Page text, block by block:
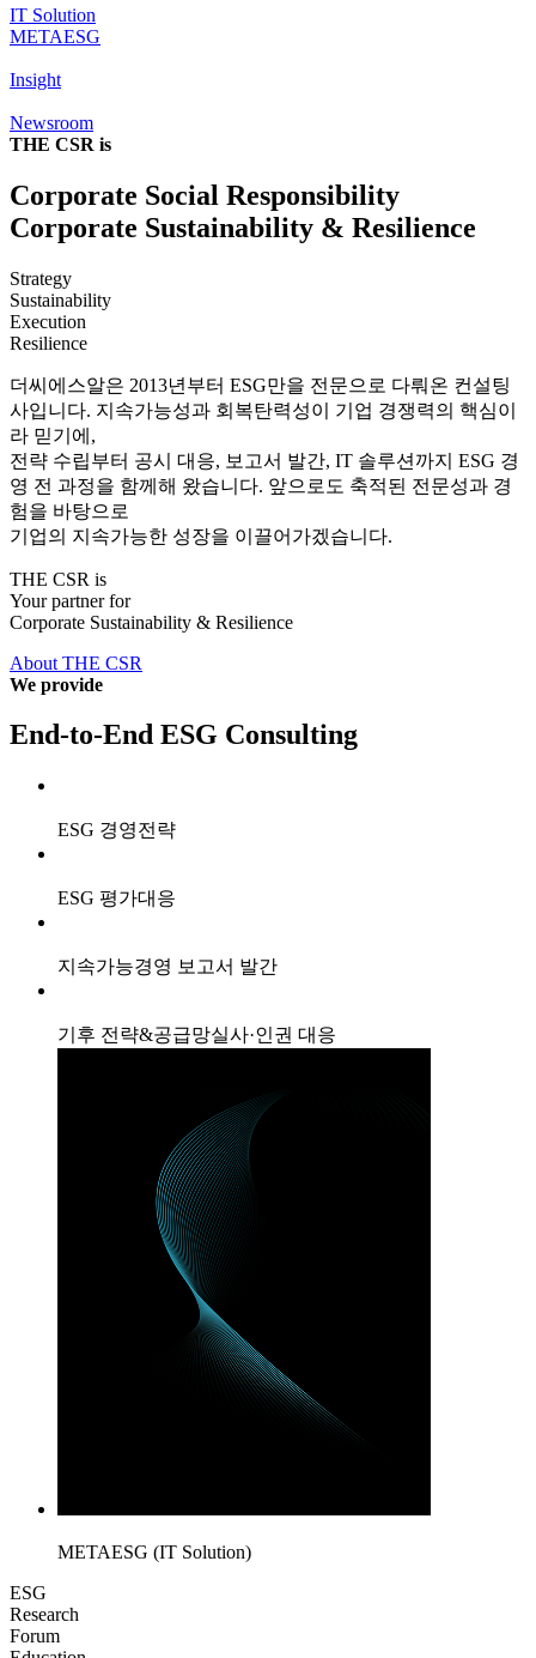
IT Solution
METAESG
Insight
Newsroom
THE CSR is
Corporate Social Responsibility
Corporate Sustainability & Resilience
Strategy
Sustainability
Execution
Resilience
더씨에스알은 2013년부터 ESG만을 전문으로 다뤄온 컨설팅
사입니다. 지속가능성과 회복탄력성이 기업 경쟁력의 핵심이
라 믿기에,
전략 수립부터 공시 대응, 보고서 발간, IT 솔루션까지 ESG 경
영 전 과정을 함께해 왔습니다. 앞으로도 축적된 전문성과 경
험을 바탕으로
기업의 지속가능한 성장을 이끌어가겠습니다.
THE CSR is
Your partner for
Corporate Sustainability & Resilience
About THE CSR
We provide
End-to-End ESG Consulting
ESG 경영전략
ESG 평가대응
지속가능경영 보고서 발간
기후 전략&공급망실사·인권 대응
METAESG (IT Solution)
ESG
Research
Forum